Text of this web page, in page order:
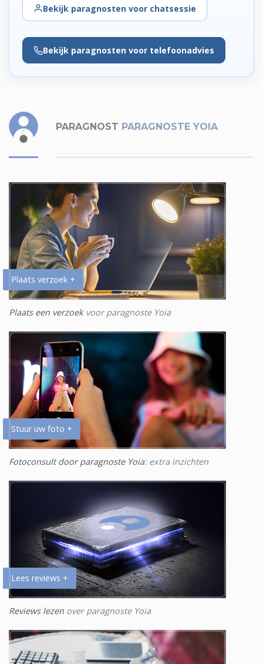
Bekijk paragnosten voor chatsessie
Bekijk paragnosten voor telefoonadvies
PARAGNOST PARAGNOSTE YOIA
Plaats verzoek +
Plaats een verzoekvoor paragnoste Yoia
Stuur uw foto +
Fotoconsult door paragnoste Yoia: extra inzichten
Lees reviews +
Reviews lezen over paragnoste Yoia